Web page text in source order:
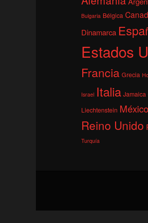
Bulgaria Bélgica
Dinamarca
Estados
Francia Grecia
Israel Italia Jamaica
Liechtenstein México
Reino Unido
Turquía